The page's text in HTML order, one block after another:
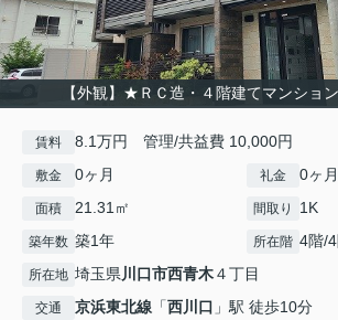
【外観】★ＲＣ造・４階建てマンショ
賃料 8.1万円 管理/共益費 10,000円
敷金 0ヶ月 礼金 0ヶ月
面積 21.31㎡ 間取り 1K
築年数 築1年 所在階 4階/
所在地 埼玉県川口市西青木４丁目
交通 京浜東北線 「西川口 」駅 徒歩10分